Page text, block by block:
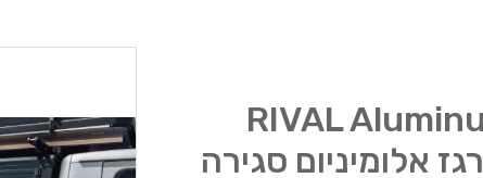
+RIVAL